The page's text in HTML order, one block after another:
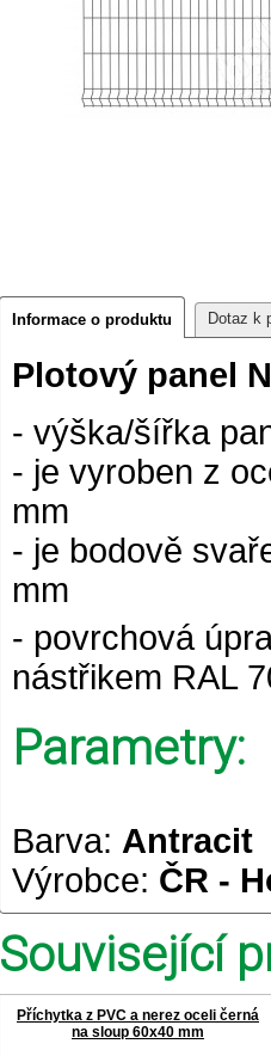
Informace o produktu Dotaz k
Plotový panel
- výška/šířka
- je vyroben z
mm
- je bodově
mm
- povrchová
nástřikem RAL
Parametry:
Barva: Antracit
Výrobce: ČR -
Související
Příchytka z PVC a nerez oceli černá
na sloup 60x40 mm